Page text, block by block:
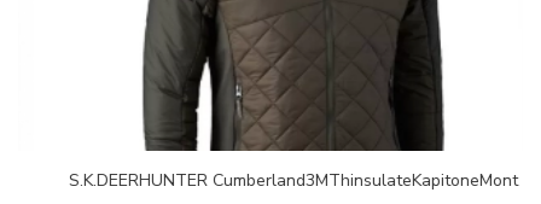
S.K.DEERHUNTER Cumberland3MThinsulateKapitoneMont